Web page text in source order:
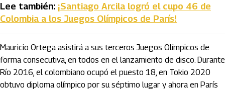
Lee también: ¡Santiago Arcila logró el cupo 46 de
Colombia a los Juegos Olímpicos de París!
Mauricio Ortega asistirá a sus terceros Juegos Olímpicos de
forma consecutiva, en todos en el lanzamiento de disco. Durante
Río 2016, el colombiano ocupó el puesto 18, en Tokio 2020
obtuvo diploma olímpico por su séptimo lugar y ahora en París